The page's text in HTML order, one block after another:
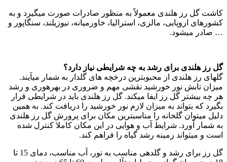
کاشت گل­ رز هلندی معمولاً به منظور صادرات صورت می­گیرد و به
کشورهای اروپایی، مالزی، استرالیا، خاورمیانه، نیوزیلند، سنگاپور و
… صادر می­شود.
گل رز هلندی برای رشد به چه شرایطی نیاز دارد؟
گل­های رز هلندی از محبوب­ترین درخچه ­های گلدار به شمار می­آیند.
میزان تابش نور خورشید نقشی مهم و ضروری در بهره­وری و رشد
هر چه بیشتر گل رز ایفا می­کند. گل رز هلندی باید در شرایطی قرار
بگیرد که بتواند به میزان لازم نور خورشید را دریافت کند. به همین
دلیل می­توان گلخانه را مناسب­ترین مکان برای پرورش گل رز هلندی
به شمار آورد. شرایط آب و هوایی در این مکان کاملا کنترل شده
است و می­تواند زمینه رشد گیاه را فراهم کند.
گل رز برای رشد و گل­دهی مناسب به نور، آب مناسب، دمای 15 تا